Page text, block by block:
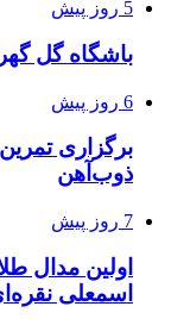
5 روز پیش
باشگاه گل
6 روز پیش
برگزاری
ذوب‌آهن
7 روز پیش
اولین مدال
اسمعلی